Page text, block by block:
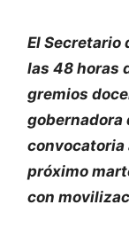
El Secretario
las 48 horas
gremios
gobernadora
convocatoria
próximo
con